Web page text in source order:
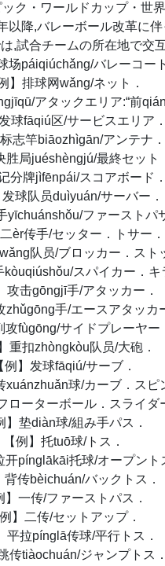
ク・ワールドカップ・世
降,バレーボール改革に
,試合チームの所在地で交
场páiqiúchǎng/バレーコー
例】排球网wǎng/ネット．
アタックエリア:“前qián
球fāqiú区/サービスエリア．
标志竿biāozhìgān/アンテナ．
胜局juéshèngjú/最終セット
分牌jìfēnpái/スコアボード．
发球队员duìyuán/サーバー．
yīchuánshǒu/ファーストパ
二èr传手/セッター．トサー．
队员/ブロッカー．スト
kòuqiúshǒu/スパイカー．キ
攻击gōngjī手/アタッカー．
zhǔgōng手/エースアタッカ
攻fùgōng/サイドプレーヤー
重扣zhòngkòu队员/大砲．
例】发球fāqiú/サーブ．
xuánzhuǎn球/カーブ．スピ
ローターボール．スライダ
】垫diàn球/組み手パス．
【例】托tuō球/トス．
开pínglākāi托球/オープント
背传bèichuán/バックトス．
】一传/ファーストパス．
例】二传/セットアップ．
平拉pínglā传球/平行トス．
传tiàochuán/ジャンプトス．